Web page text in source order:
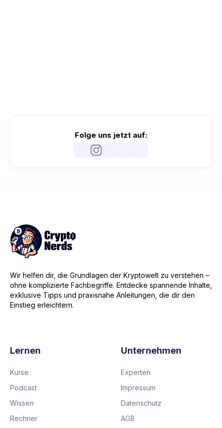
Folge uns jetzt auf:
Wir helfen dir, die Grundlagen der Kryptowelt zu verstehen –
ohne komplizierte Fachbegriffe. Entdecke spannende Inhalte,
exklusive Tipps und praxisnahe Anleitungen, die dir den
Einstieg erleichtern.
Lernen
Kurse
Podcast
Wissen
Rechner
Unternehmen
Experten
Impressum
Datenschutz
AGB